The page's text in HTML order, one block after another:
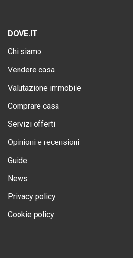
DOVE.IT
Chi siamo
Vendere casa
Valutazione immobile
Comprare casa
Servizi offerti
Opinioni e recensioni
Guide
News
Privacy policy
Cookie policy